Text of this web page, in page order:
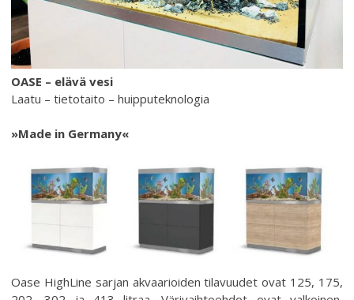
OASE – elävä vesi
Laatu – tietotaito – huipputeknologia
»Made in Germany«
Oase HighLine sarjan akvaarioiden tilavuudet ovat 125, 175,